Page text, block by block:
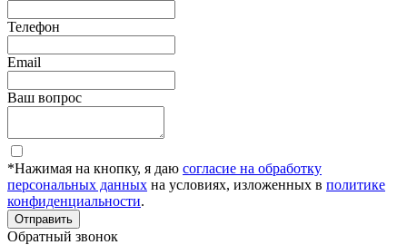
Телефон
Email
Ваш вопрос
*Нажимая на кнопку, я даю согласие на обработку
персональных данных на условиях, изложенных в политике
конфиденциальности.
Отправить
Обратный звонок